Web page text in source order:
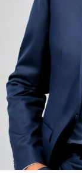
Pardoseala
sunete, mai
cameră și baie
proprietăți
zgomotului
inferioare, un
vechi, cu
pentru izolare
Rotația